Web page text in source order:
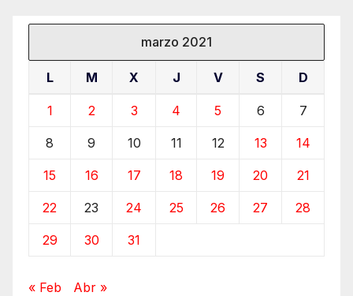
marzo 2021
L M X J V S D
1 2 3 4 5 6 7
8 9 10 11 12 13 14
15 16 17 18 19 20 21
22 23 24 25 26 27 28
29 30 31
« Feb Abr »